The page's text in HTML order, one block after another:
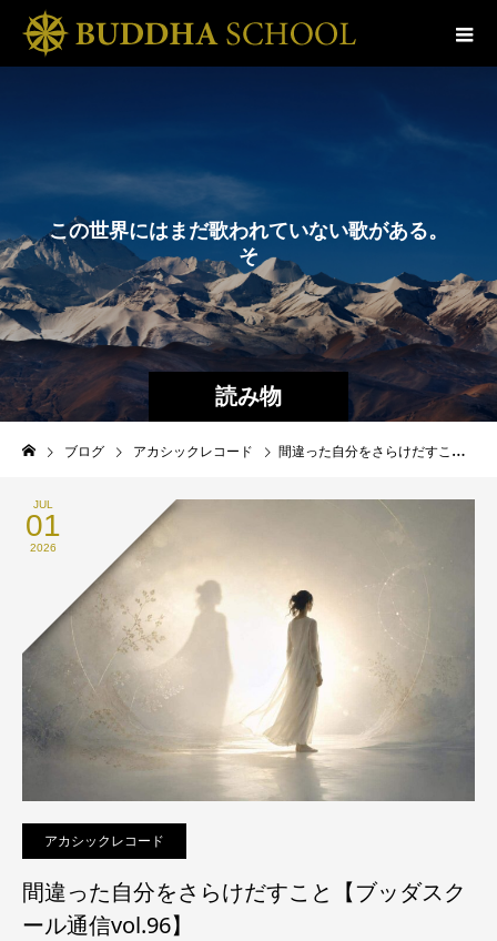
読み物
この世界にはま だ歌われていない歌がある。
その歌はきっと歌
ブログ アカシックレコード 間違った自分をさらけだすこと【ブッダスクール通信vol.96】
JUL
01
2026
アカシックレコード
間違った自分をさらけだすこと【ブッダスク
ール通信vol.96】